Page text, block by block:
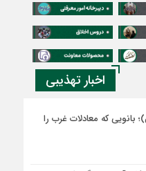
اخبار تهذیبی
که معادلات غرب را